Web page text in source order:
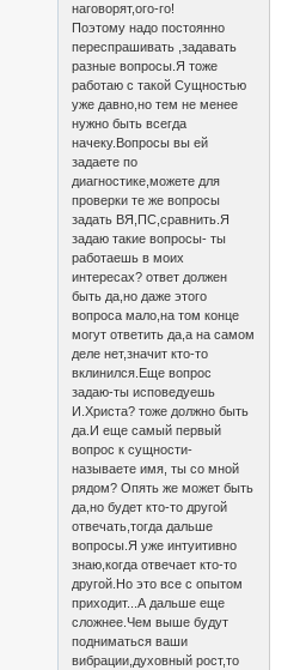
наговорят,ого-го!
Поэтому надо постоянно
переспрашивать ,задавать
разные вопросы.Я тоже
работаю с такой Сущностью
уже давно,но тем не менее
нужно быть всегда
начеку.Вопросы вы ей
задаете по
диагностике,можете для
проверки те же вопросы
задать ВЯ,ПС,сравнить.Я
задаю такие вопросы- ты
работаешь в моих
интересах? ответ должен
быть да,но даже этого
вопроса мало,на том конце
могут ответить да,а на самом
деле нет,значит кто-то
вклинился.Еще вопрос
задаю-ты исповедуешь
И.Христа? тоже должно быть
да.И еще самый первый
вопрос к сущности-
называете имя, ты со мной
рядом? Опять же может быть
да,но будет кто-то другой
отвечать,тогда дальше
вопросы.Я уже интуитивно
знаю,когда отвечает кто-то
другой.Но это все с опытом
приходит...А дальше еще
сложнее.Чем выше будут
подниматься ваши
вибрации,духовный рост,то